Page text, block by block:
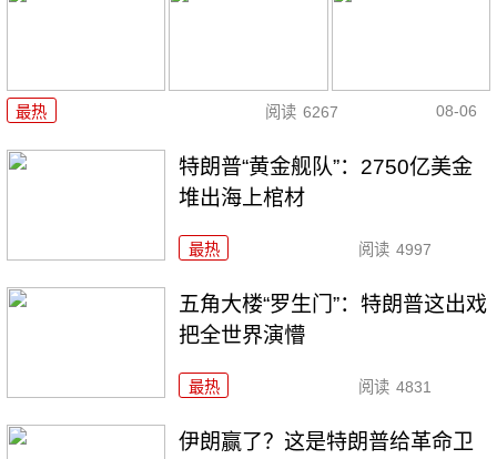
最热 阅读 6267 08-06
特朗普“黄金舰队”：2750亿美金
堆出海上棺材
最热 阅读 4997
五角大楼“罗生门”：特朗普这出戏
把全世界演懵
最热 阅读 4831
伊朗赢了？这是特朗普给革命卫